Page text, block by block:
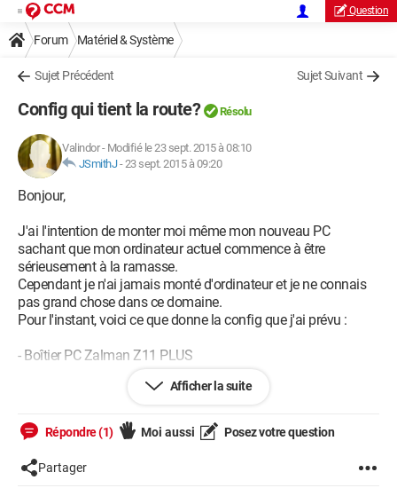
Question
Forum Matériel & Système
Sujet Précédent Sujet Suivant
Config qui tient la route? Résolu
Valindor- Modifié le 23 sept. 2015 à 08:10
JSmithJ-23 sept. 2015 à 09:20
Bonjour,
J'ai l'intention de monter moi même mon nouveau PC
sachant que mon ordinateur actuel commence à être
sérieusement à la ramasse.
Cependant je n'ai jamais monté d'ordinateur et je ne connais
pas grand chose dans ce domaine.
Pour l'instant, voici ce que donne la config que j'ai prévu :
- Boîtier PC Zalman Z11 PLUS
- Alimentation PC Cooler Master G550M Bronze Modulaire
- Disque dur interne : Seagate Desktop HDD - 1 To (Barracuda
7200.14 series)
- Carte mère : MSI Z97-G43
Afficher la suite
Répondre (1) Moi aussi Posez votre question
Partager